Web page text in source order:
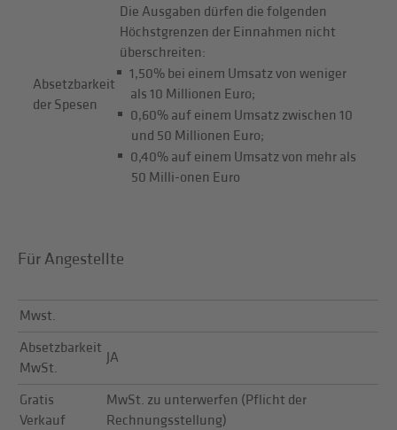
Absetzbarkeit
der Spesen
Die Ausgaben dürfen die folgenden
Höchstgrenzen der Einnahmen nicht
überschreiten:
1,50% bei einem Umsatz von weniger
als 10 Millionen Euro;
0,60% auf einem Umsatz zwischen 10
und 50 Millionen Euro;
0,40% auf einem Umsatz von mehr als
50 Milli-onen Euro
Für Angestellte
Mwst.
Absetzbarkeit
MwSt.
JA
Gratis
Verkauf
MwSt. zu unterwerfen (Pflicht der
Rechnungsstellung)